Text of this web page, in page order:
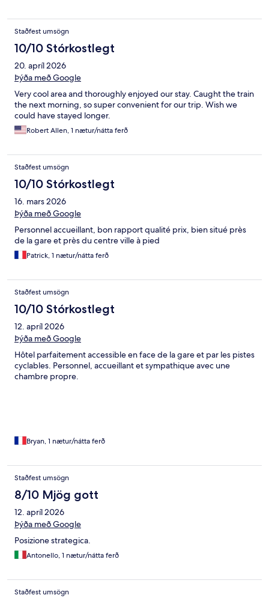
Staðfest umsögn
10/10 Stórkostlegt
20. apríl 2026
Þýða með Google
Very cool area and thoroughly enjoyed our stay. Caught the train
the next morning, so super convenient for our trip. Wish we
could have stayed longer.
Robert Allen, 1 nætur/nátta ferð
Staðfest umsögn
10/10 Stórkostlegt
16. mars 2026
Þýða með Google
Personnel accueillant, bon rapport qualité prix, bien situé près
de la gare et près du centre ville à pied
Patrick, 1 nætur/nátta ferð
Staðfest umsögn
10/10 Stórkostlegt
12. apríl 2026
Þýða með Google
Hôtel parfaitement accessible en face de la gare et par les pistes
cyclables. Personnel, accueillant et sympathique avec une
chambre propre.
Bryan, 1 nætur/nátta ferð
Staðfest umsögn
8/10 Mjög gott
12. apríl 2026
Þýða með Google
Posizione strategica.
Antonello, 1 nætur/nátta ferð
Staðfest umsögn